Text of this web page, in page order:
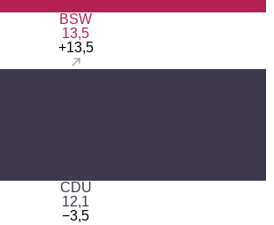
BSW
13,5
+13,5
CDU
12,1
−3,5